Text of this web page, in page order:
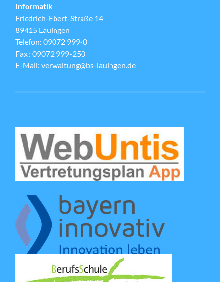
Informatik
Friedrich-Ebert-Straße 14
89415 Lauingen
Telefon: 09072 999-0
Fax : 09072 999-250
E-Mail: verwaltung@bs-lauingen.de